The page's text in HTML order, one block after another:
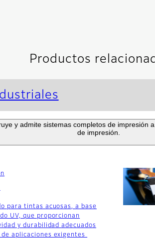
Productos
y admite sistemas completos de
de impresión.
para tintas acuosas, a base
UV, que proporcionan
y durabilidad adecuados
aplicaciones exigentes